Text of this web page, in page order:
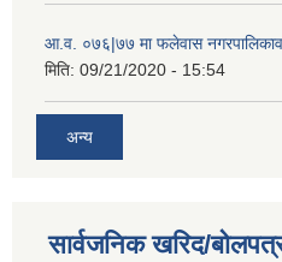
आ.व. ०७६|७७ मा फलेवास
मिति: 09/21/2020 - 15:54
अन्य
सार्वजनिक खरिद/